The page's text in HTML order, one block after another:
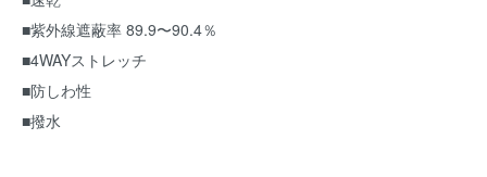
■紫外線遮蔽率 89.9〜90.4％
■4WAYストレッチ
■防しわ性
■撥水